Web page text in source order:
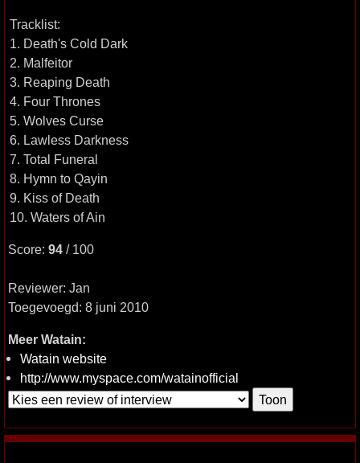
Tracklist:
1. Death's Cold Dark
2. Malfeitor
3. Reaping Death
4. Four Thrones
5. Wolves Curse
6. Lawless Darkness
7. Total Funeral
8. Hymn to Qayin
9. Kiss of Death
10. Waters of Ain
Score: 94 / 100
Reviewer: Jan
Toegevoegd: 8 juni 2010
Meer Watain:
Watain website
http://www.myspace.com/watainofficial